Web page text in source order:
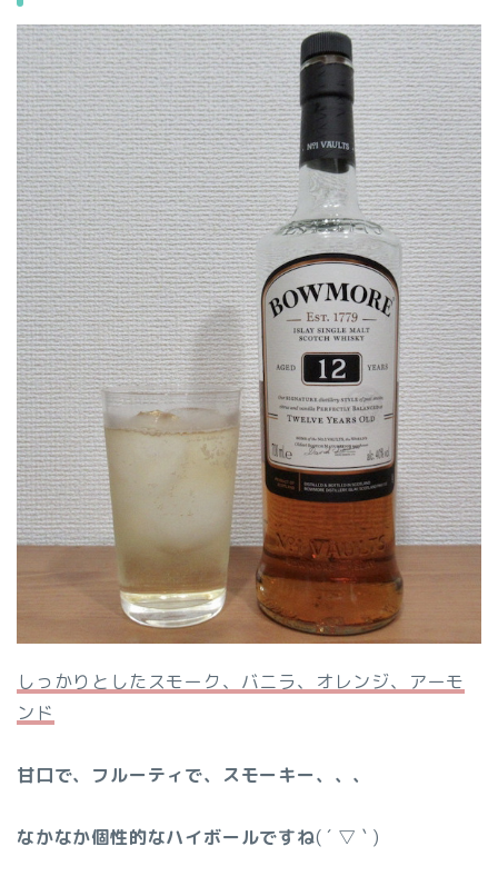
しっかりとしたスモーク、バニラ、オレンジ、アーモ
ンド
甘口で、フルーティで、スモーキー、、、
なかなか個性的なハイボールですね( ´ ▽ ` )